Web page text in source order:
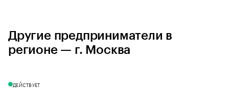
Другие предприниматели в
регионе — г. Москва
ДЕЙСТВУЕТ